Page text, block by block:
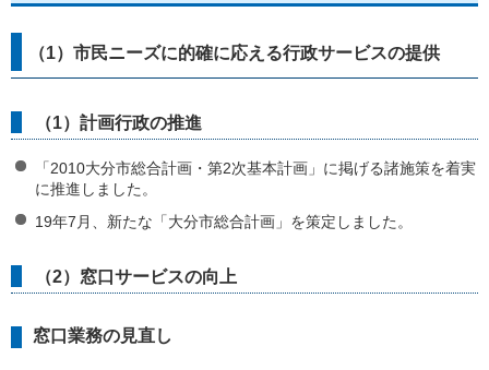
（1）市民ニーズに的確に応える行政サービスの提供
（1）計画行政の推進
「2010大分市総合計画・第2次基本計画」に掲げる諸施策を着実
に推進しました。
19年7月、新たな「大分市総合計画」を策定しました。
（2）窓口サービスの向上
窓口業務の見直し